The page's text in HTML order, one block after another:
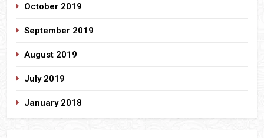
October 2019
September 2019
August 2019
July 2019
January 2018